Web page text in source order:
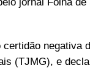
jornal Folha
negativa
(TJMG), e